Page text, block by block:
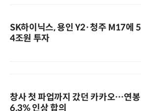
SK하이닉스, 용인 Y2·청주 M17에 5
4조원 투자
창사 첫 파업까지 갔던 카카오…연봉
6.3% 인상 합의